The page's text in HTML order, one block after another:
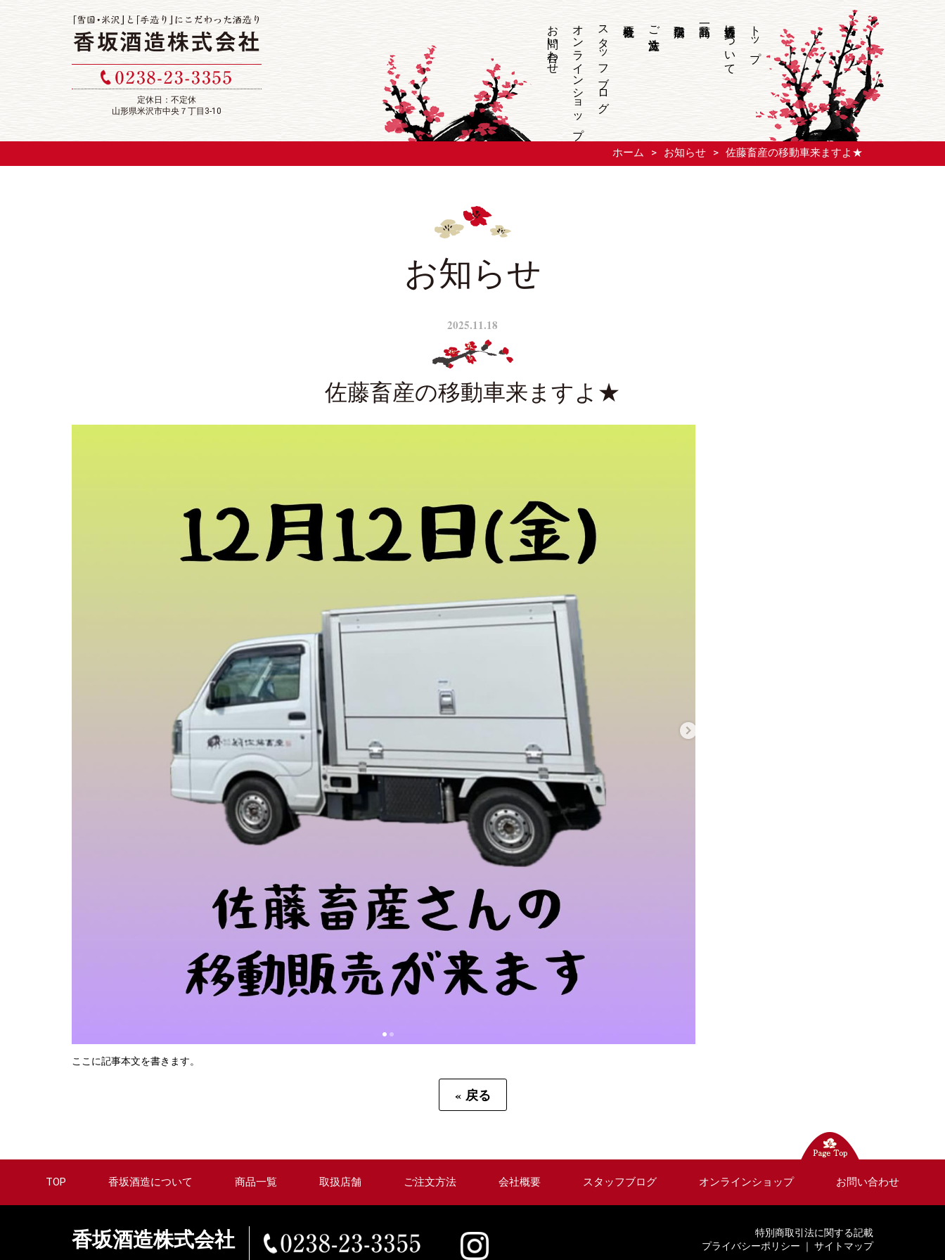
定休日：不定休
山形県米沢市中央７丁目3-10
トップ
香坂酒造について
ご注文方法
スタッフブログ
オンラインショップ
お問い合わせ
ホーム お知らせ 佐藤畜産の移動車来ますよ★
お知らせ
2025.11.18
佐藤畜産の移動車来ますよ★
ここに記事本文を書きます。
« 戻る
TOP 香坂酒造について 商品一覧 取扱店舗 ご注文方法 会社概要 スタッフブログ オンラインショップ お問い合わせ
香坂酒造株式会社
特別商取引法に関する記載
プライバシーポリシー ｜ サイトマップ